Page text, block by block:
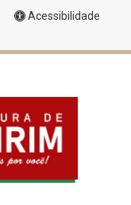
Acessibilidade